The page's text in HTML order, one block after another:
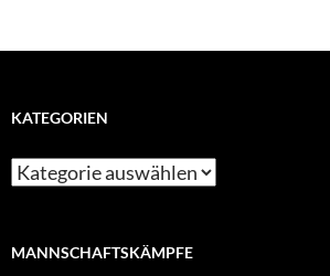
KATEGORIEN
MANNSCHAFTSKÄMPFE